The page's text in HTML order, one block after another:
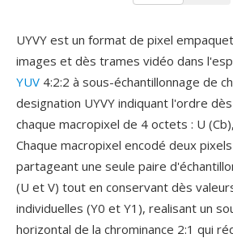
UYVY est un format de pixel
images et dès trames vidéo dans
YUV 4:2:2 à sous-échantillonnage de
designation UYVY indiquant l'ordre
chaque macropixel de 4 octets : U
Chaque macropixel encodé deux
partageant une seule paire
(U et V) tout en conservant dès
individuelles (Y0 et Y1), realisant un
horizontal de la chrominance 2:1 qui